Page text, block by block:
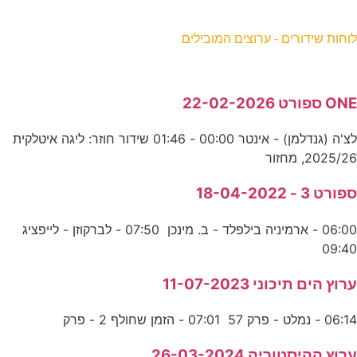
לוחות שידורים - ערוצים המובילים
ONE ספורט 22-02-2026
לצ'ה (גנדלמן) - אינטר 00:00 - 01:46 שידור חוזר: ליגה איטלקית
2025/26, מחזור
ספורט 3 - 18-04-2022
06:00 - ארמיניה בילפלד - ב. מינכן 07:50 - לברקוזן - לייפציג
09:40
ערוץ הים תיכוני 11-07-2023
06:14 - נמלט - פרק 57 07:01 - הזמן שחולף 2 - פרק